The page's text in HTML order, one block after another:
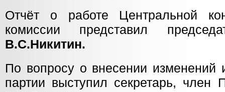
Отчёт о работе Центральной
комиссии представил
В.С.Никитин.
По вопросу о внесении изменений
партии выступил секретарь,